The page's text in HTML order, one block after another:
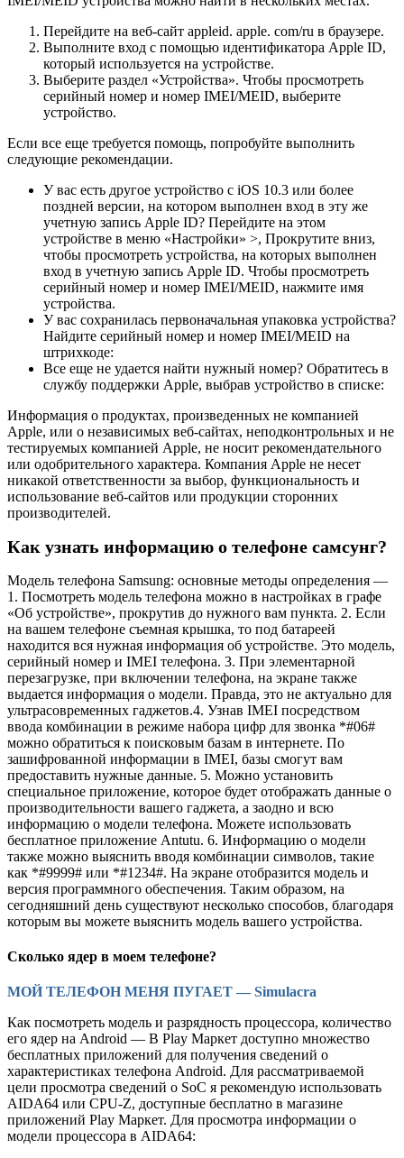
Перейдите на веб-сайт appleid. apple. com/ru в браузере.
Выполните вход с помощью идентификатора Apple ID,
который используется на устройстве.
Выберите раздел «Устройства». Чтобы просмотреть
серийный номер и номер IMEI/MEID, выберите
устройство.
Если все еще требуется помощь, попробуйте выполнить
следующие рекомендации.
У вас есть другое устройство с iOS 10.3 или более
поздней версии, на котором выполнен вход в эту же
учетную запись Apple ID? Перейдите на этом
устройстве в меню «Настройки» >, Прокрутите вниз,
чтобы просмотреть устройства, на которых выполнен
вход в учетную запись Apple ID. Чтобы просмотреть
серийный номер и номер IMEI/MEID, нажмите имя
устройства.
У вас сохранилась первоначальная упаковка устройства?
Найдите серийный номер и номер IMEI/MEID на
штрихкоде:
Все еще не удается найти нужный номер? Обратитесь в
службу поддержки Apple, выбрав устройство в списке:
Информация о продуктах, произведенных не компанией
Apple, или о независимых веб-сайтах, неподконтрольных и не
тестируемых компанией Apple, не носит рекомендательного
или одобрительного характера. Компания Apple не несет
никакой ответственности за выбор, функциональность и
использование веб-сайтов или продукции сторонних
производителей.
Как узнать информацию о телефоне самсунг?
Модель телефона Samsung: основные методы определения —
1. Посмотреть модель телефона можно в настройках в графе
«Об устройстве», прокрутив до нужного вам пункта. 2. Если
на вашем телефоне съемная крышка, то под батареей
находится вся нужная информация об устройстве. Это модель,
серийный номер и IMEI телефона. 3. При элементарной
перезагрузке, при включении телефона, на экране также
выдается информация о модели. Правда, это не актуально для
ультрасовременных гаджетов.4. Узнав IMEI посредством
ввода комбинации в режиме набора цифр для звонка *#06#
можно обратиться к поисковым базам в интернете. По
зашифрованной информации в IMEI, базы смогут вам
предоставить нужные данные. 5. Можно установить
специальное приложение, которое будет отображать данные о
производительности вашего гаджета, а заодно и всю
информацию о модели телефона. Можете использовать
бесплатное приложение Antutu. 6. Информацию о модели
также можно выяснить вводя комбинации символов, такие
как *#9999# или *#1234#. На экране отобразится модель и
версия программного обеспечения. Таким образом, на
сегодняшний день существуют несколько способов, благодаря
которым вы можете выяснить модель вашего устройства.
Сколько ядер в моем телефоне?
МОЙ ТЕЛЕФОН МЕНЯ ПУГАЕТ — Simulacra
Как посмотреть модель и разрядность процессора, количество
его ядер на Android — В Play Маркет доступно множество
бесплатных приложений для получения сведений о
характеристиках телефона Android. Для рассматриваемой
цели просмотра сведений о SoC я рекомендую использовать
AIDA64 или CPU-Z, доступные бесплатно в магазине
приложений Play Маркет. Для просмотра информации о
модели процессора в AIDA64: